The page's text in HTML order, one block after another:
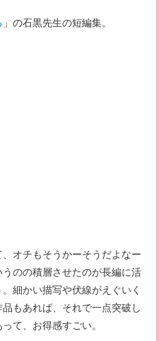
」の石黒先生の短編集。
オチもそうかーそうだよなー
のの積層させたのが長編に活
細かい描写や伏線がえぐいく
もあれば、それで一点突破し
て、お得感すごい。